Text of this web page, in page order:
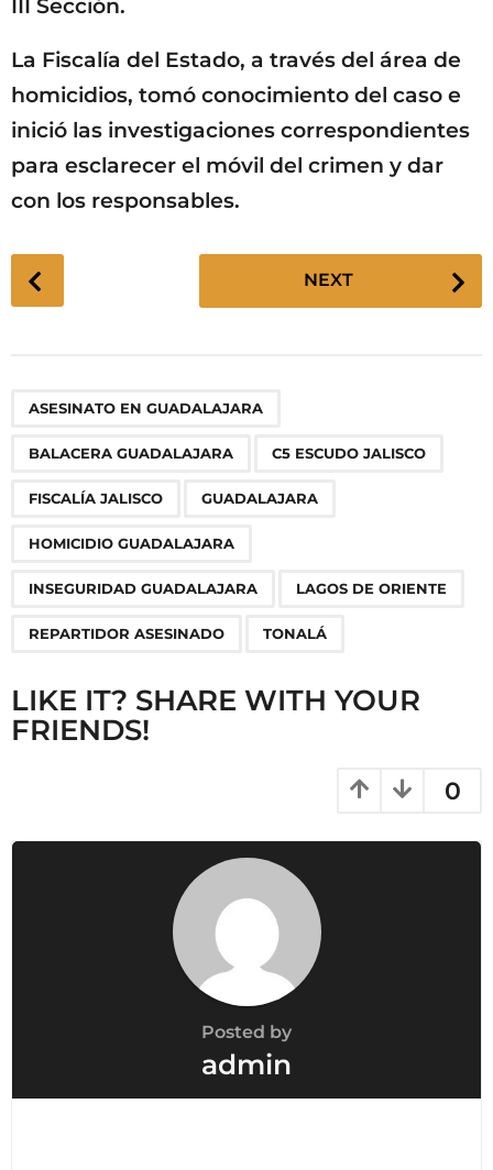
III Sección.
La Fiscalía del Estado, a través del área de
homicidios, tomó conocimiento del caso e
inició las investigaciones correspondientes
para esclarecer el móvil del crimen y dar
con los responsables.
P
o
NEXT
ASESINATO EN GUADALAJARA
BALACERA GUADALAJARA C5 ESCUDO JALISCO
FISCALÍA JALISCO GUADALAJARA
HOMICIDIO GUADALAJARA
INSEGURIDAD GUADALAJARA LAGOS DE ORIENTE
REPARTIDOR ASESINADO TONALÁ
LIKE IT? SHARE WITH YOUR
FRIENDS!
0
Posted by
admin